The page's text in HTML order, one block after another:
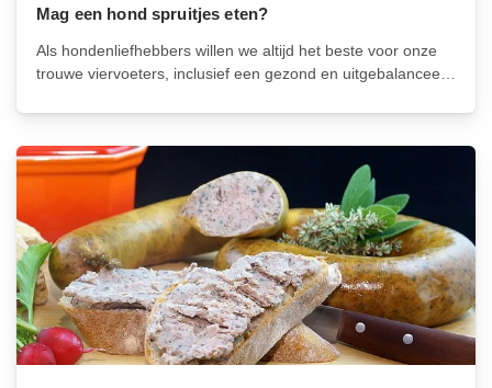
Mag een hond spruitjes eten?
Als hondenliefhebbers willen we altijd het beste voor onze
trouwe viervoeters, inclusief een gezond en uitgebalanceerd
spruitjes mag. Spruitjes zijn een veelvoorkomende groente
in menselijke voeding, maar zijn ze ook...